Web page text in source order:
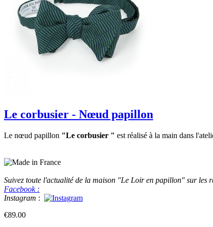
Le corbusier - Nœud papillon
Le nœud papillon "Le corbusier " est réalisé à la main dans
Suivez toute l'actualité de la maison "Le Loir en papillon" sur les
Facebook :
Instagram :
Price
€89.00